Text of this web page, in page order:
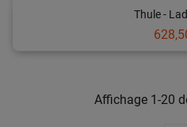
Thule -
Prix
Affichage 1-20